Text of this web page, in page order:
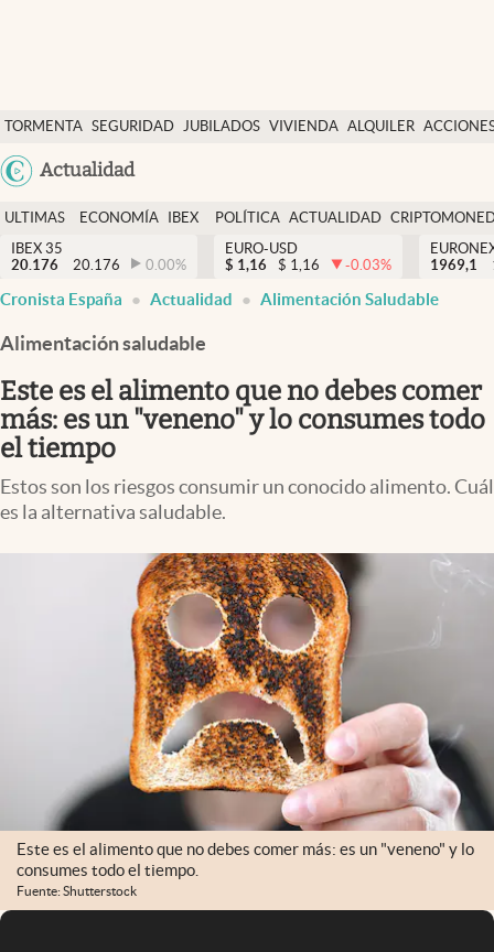
TORMENTA SEGURIDAD JUBILADOS VIVIENDA ALQUILER
USA
Colombia
Actualidad
Economía y finanzas
Política
Actualidad
Criptomonedas
España
ULTIMAS
NOTICIAS
ECONOMÍA
FINANZAS
IBEX
EURO
POLÍTICA ACTUALIDAD
IBEX 35
20.176
20.176 0.00%
EURO-USD
$ 1,16 $ 1,16 -0.03%
1969,1
Cronista España Actualidad Alimentación Saludable
Alimentación saludable
Este es el alimento que no debes comer
más: es un "veneno" y lo consumes todo
el tiempo
Estos son los riesgos consumir un conocido alimento. Cuál
es la alternativa saludable.
Este es el alimento que no debes comer más: es un "veneno" y lo
consumes todo el tiempo.
Fuente: Shutterstock